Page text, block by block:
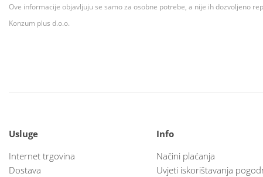
Ove informacije objavljuju se samo za osobne potrebe, a nije ih dozvoljeno
Konzum plus d.o.o.
Usluge
Internet trgovina
Dostava
Info
Načini plaćanja
Uvjeti iskorištavanja